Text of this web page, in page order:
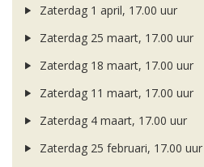
Zaterdag 1 april, 17.00 uur
Zaterdag 25 maart, 17.00 uur
Zaterdag 18 maart, 17.00 uur
Zaterdag 11 maart, 17.00 uur
Zaterdag 4 maart, 17.00 uur
Zaterdag 25 februari, 17.00 uur